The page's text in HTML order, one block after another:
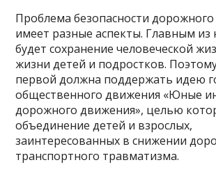
Проблема безопасности
имеет разные аспекты. Главным из
будет сохранение человеческой
жизни детей и подростков.
первой должна поддержать идею
общественного движения «Юные
дорожного движения», целью
объединение детей и взрослых,
заинтересованных в снижении
транспортного травматизма.